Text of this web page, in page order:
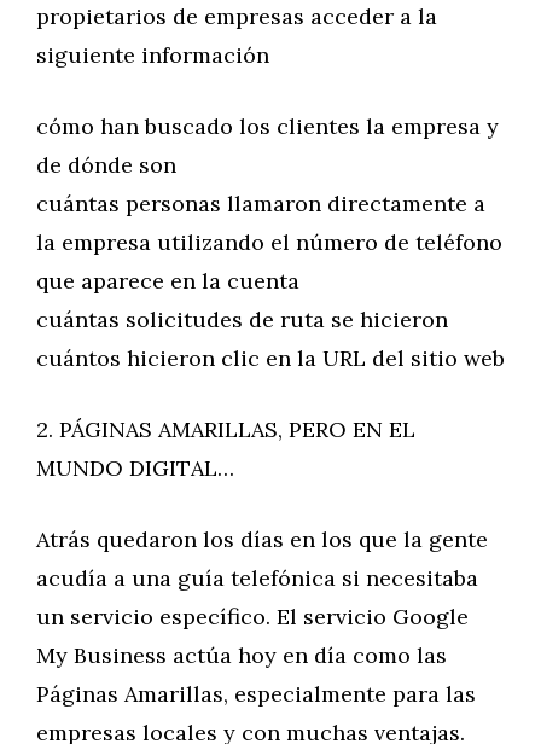
propietarios de empresas acceder a la
siguiente información
cómo han buscado los clientes la empresa y
de dónde son
cuántas personas llamaron directamente a
la empresa utilizando el número de teléfono
que aparece en la cuenta
cuántas solicitudes de ruta se hicieron
cuántos hicieron clic en la URL del sitio web
2. PÁGINAS AMARILLAS, PERO EN EL
MUNDO DIGITAL…
Atrás quedaron los días en los que la gente
acudía a una guía telefónica si necesitaba
un servicio específico. El servicio Google
My Business actúa hoy en día como las
Páginas Amarillas, especialmente para las
empresas locales y con muchas ventajas.